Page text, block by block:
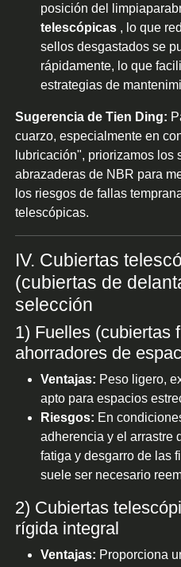
posición del
telescópicas , lo que
sellos desgastados se
rápidamente, lo que
estrategias de
Sugerencia de Tien Ding:
cuarzo, especialmente en
lubricación", priorizamos los
abrazaderas de NBR para
los riesgos de fallas
telescópicas.
IV. Cubiertas
(cubiertas de
selección
1) Fuelles (cubiertas
ahorradores de
Ventajas: Peso ligero,
apto para espacios
Riesgos: En
adherencia y el arrastre
fatiga y desgarro de las
suele ser necesario
2) Cubiertas
rígida integral
Ventajas: Proporciona